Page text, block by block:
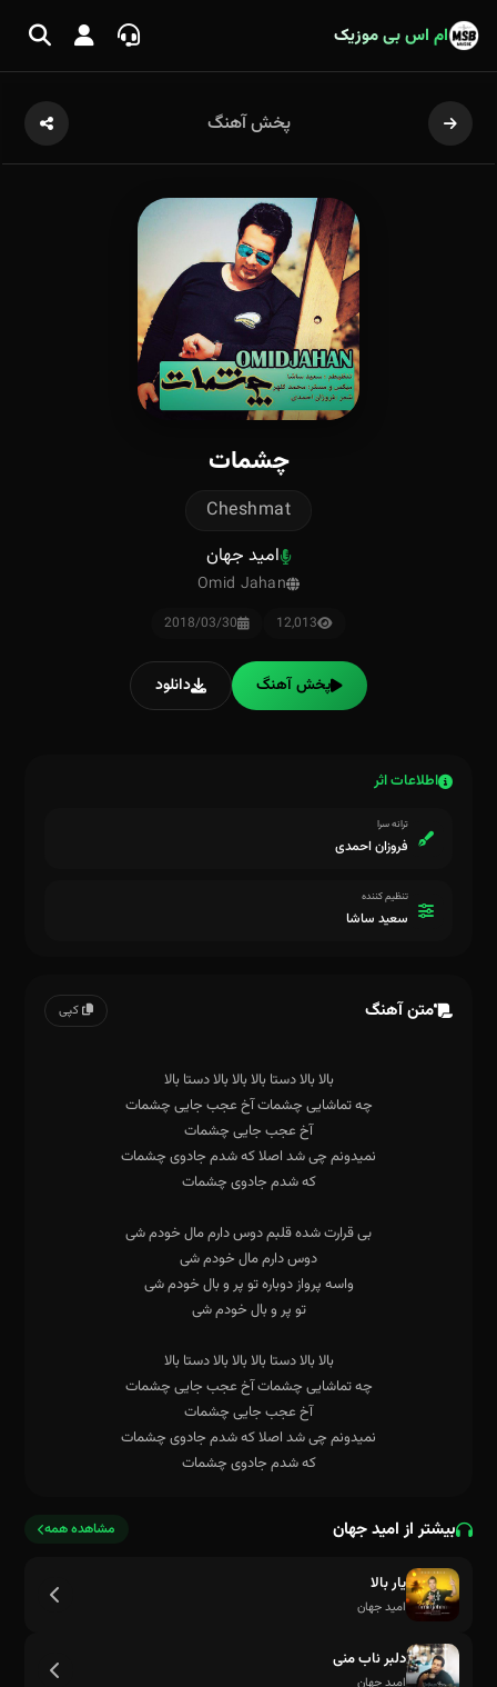
ام اس بی موزیک
پخش آهنگ
چشمات
Cheshmat
امید جهان
Omid Jahan
12,013
2018/03/30
پخش آهنگ دانلود
اطلاعات اثر
ترانه سرا
فروزان احمدی
تنظیم کننده
سعید ساشا
متن آهنگ کپی
که شدم جادوی چشمات
بیشتر از امید جهان مشاهده همه
یار بالا
امید جهان
دلبر ناب منی
امید جهان